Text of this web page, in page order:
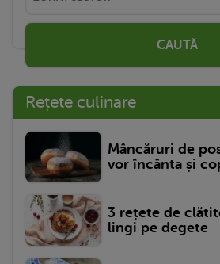
CAUTĂ
Rețete culinare
Mâncăruri de
vor încânta și
3 rețete de
lingi pe degete